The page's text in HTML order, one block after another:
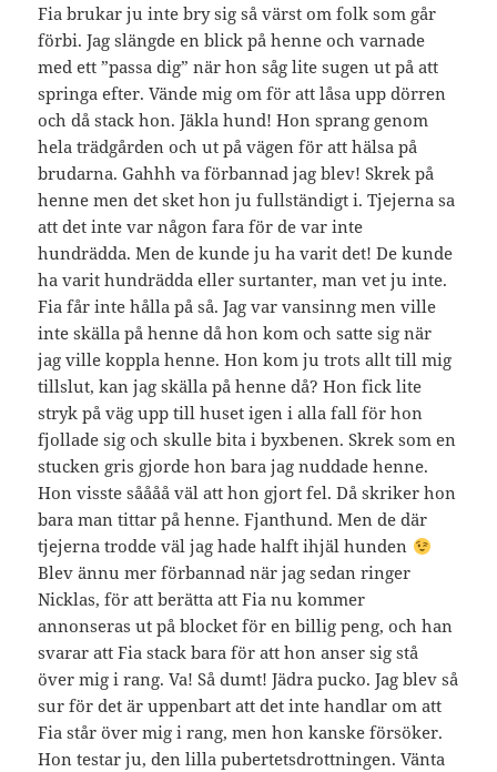
Fia brukar ju inte bry sig så värst om folk som går
förbi. Jag slängde en blick på henne och varnade
med ett ”passa dig” när hon såg lite sugen ut på att
springa efter. Vände mig om för att låsa upp dörren
och då stack hon. Jäkla hund! Hon sprang genom
hela trädgården och ut på vägen för att hälsa på
brudarna. Gahhh va förbannad jag blev! Skrek på
henne men det sket hon ju fullständigt i. Tjejerna sa
att det inte var någon fara för de var inte
hundrädda. Men de kunde ju ha varit det! De kunde
ha varit hundrädda eller surtanter, man vet ju inte.
Fia får inte hålla på så. Jag var vansinng men ville
inte skälla på henne då hon kom och satte sig när
jag ville koppla henne. Hon kom ju trots allt till mig
tillslut, kan jag skälla på henne då? Hon fick lite
stryk på väg upp till huset igen i alla fall för hon
fjollade sig och skulle bita i byxbenen. Skrek som en
stucken gris gjorde hon bara jag nuddade henne.
Hon visste såååå väl att hon gjort fel. Då skriker hon
bara man tittar på henne. Fjanthund. Men de där
tjejerna trodde väl jag hade halft ihjäl hunden
Blev ännu mer förbannad när jag sedan ringer
Nicklas, för att berätta att Fia nu kommer
annonseras ut på blocket för en billig peng, och han
svarar att Fia stack bara för att hon anser sig stå
över mig i rang. Va! Så dumt! Jädra pucko. Jag blev så
sur för det är uppenbart att det inte handlar om att
Fia står över mig i rang, men hon kanske försöker.
Hon testar ju, den lilla pubertetsdrottningen. Vänta